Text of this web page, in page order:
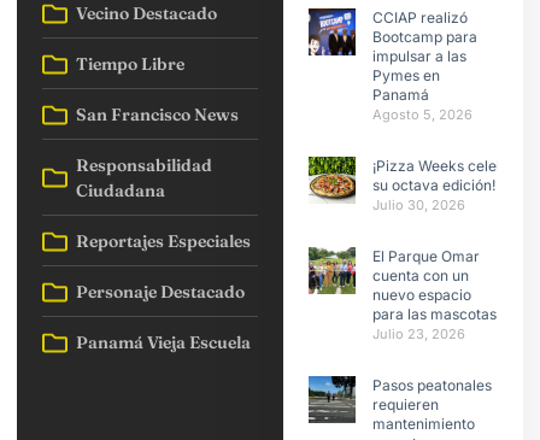
Vecino Destacado
Tiempo Libre
San Francisco News
Responsabilidad
Ciudadana
Reportajes Especiales
Personaje Destacado
Panamá Vieja Escuela
CCIAP realizó
Bootcamp para
impulsar a las
Pymes en
Panamá
Agosto 5, 2026
¡Pizza Weeks celebra
su octava edición!
Julio 30, 2026
El Parque Omar
cuenta con un
nuevo espacio
para las mascotas
Julio 23, 2026
Pasos peatonales
requieren
mantenimiento